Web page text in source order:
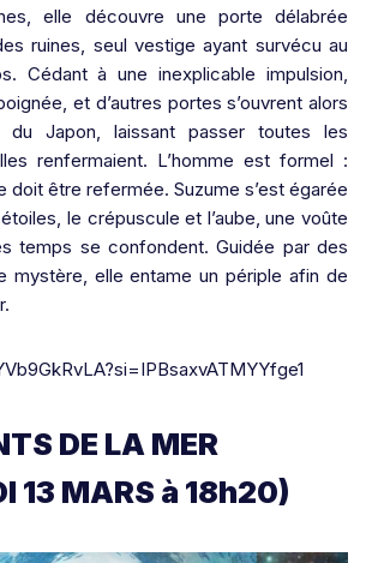
elle découvre une porte délabrée
ruines, seul vestige ayant survécu au
Cédant à une inexplicable impulsion,
et d’autres portes s’ouvrent alors
du Japon, laissant passer toutes les
renfermaient. L’homme est formel :
doit être refermée. Suzume s’est égarée
le crépuscule et l’aube, une voûte
temps se confondent. Guidée par des
mystère, elle entame un périple afin de
DE LA MER
13 MARS à 18h20)